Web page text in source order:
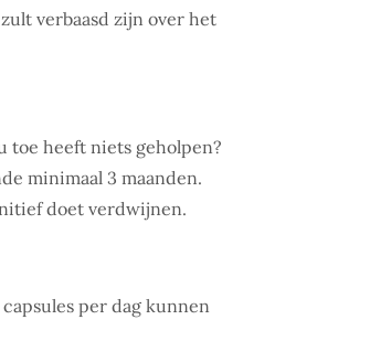
verbaasd zijn over het
toe heeft niets geholpen?
minimaal 3 maanden.
doet verdwijnen.
per dag kunnen